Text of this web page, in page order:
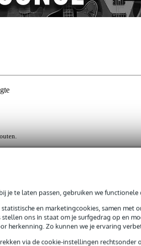
je te laten passen, gebruiken we functionele
en marketingcookies, samen met
ons in staat om je surfgedrag op en
herkenning. Zo kunnen we je ervaring
via de cookie-instellingen rechtsonder
zijn om je pedalboard in te richten!